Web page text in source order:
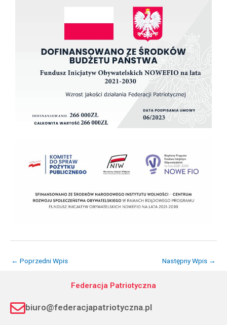
← Poprzedni Wpis Następny Wpis →
Federacja Patriotyczna
biuro@federacjapatriotyczna.pl